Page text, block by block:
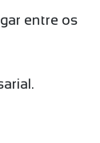
entre os